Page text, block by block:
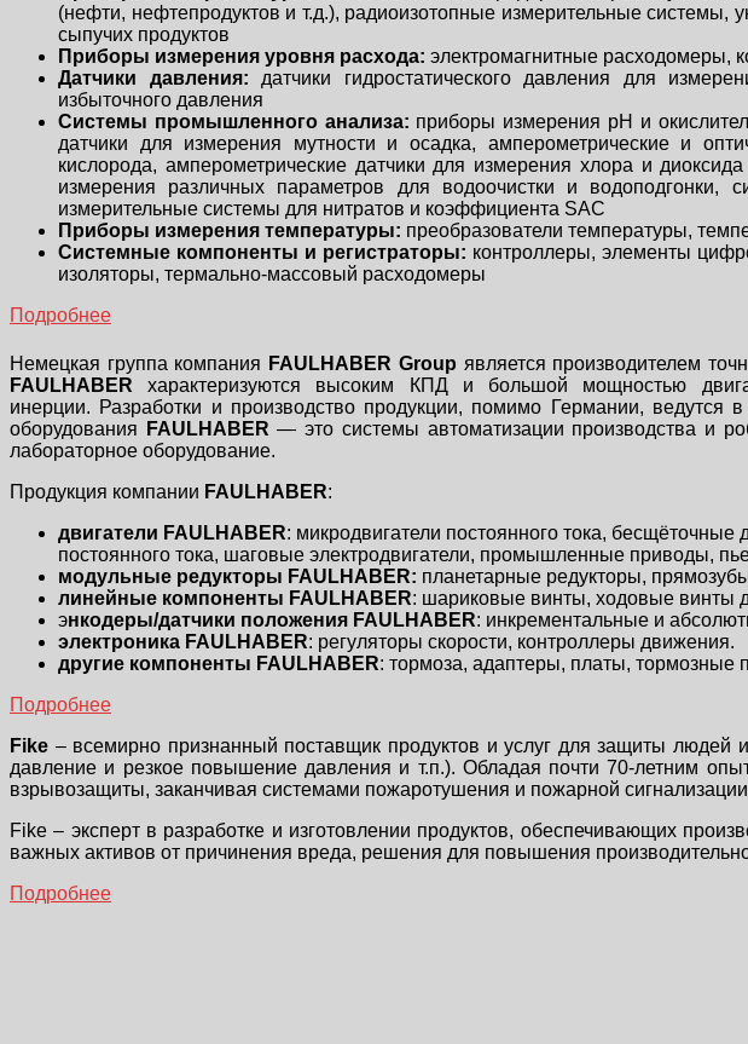
(нефти, нефтепродуктов и т.д.), радиоизотопные измерительные системы,
сыпучих продуктов
Приборы измерения уровня расхода: электромагнитные расходомеры,
Датчики давления: датчики гидростатического давления для
избыточного давления
Системы промышленного анализа: приборы измерения pH и
датчики для измерения мутности и осадка, амперометрические и
кислорода, амперометрические датчики для измерения хлора и
измерения различных параметров для водоочистки и
измерительные системы для нитратов и коэффициента SAC
Приборы измерения температуры: преобразователи температуры,
Системные компоненты и регистраторы: контроллеры, элементы
изоляторы, термально-массовый расходомеры
Подробнее
Немецкая группа компания FAULHABER Group является производителем
FAULHABERхарактеризуются высоким КПД и большой мощностью
инерции. Разработки и производство продукции, помимо Германии,
оборудования
FAULHABER— это системы автоматизации производства и
лабораторное оборудование.
Продукция компании FAULHABER:
двигатели FAULHABER: микродвигатели постоянного тока,
постоянного тока, шаговые электродвигатели, промышленные приводы,
модульные редукторы FAULHABER: планетарные редукторы,
линейные компоненты FAULHABER: шариковые винты, ходовые винты
энкодеры/датчики положения FAULHABER: инкрементальные и
электроника FAULHABER: регуляторы скорости, контроллеры движения.
другие компоненты FAULHABER: тормоза, адаптеры, платы, тормозные
Подробнее
Fike – всемирно признанный поставщик продуктов и услуг для защиты людей
давление и резкое повышение давления и т.п.). Обладая почти 70-летним
взрывозащиты, заканчивая системами пожаротушения и пожарной
Fike – эксперт в разработке и изготовлении продуктов, обеспечивающих
важных активов от причинения вреда, решения для повышения
Подробнее